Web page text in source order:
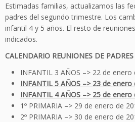
Estimadas familias, actualizamos las
padres del segundo trimestre. Los
infantil 4 y 5 años. El resto de
indicados.
CALENDARIO REUNIONES DE
INFANTIL 3 AÑOS –> 22 de enero
INFANTIL 5 AÑOS –> 23 de enero
INFANTIL 4 AÑOS –> 25 de enero
1º PRIMARIA –> 29 de enero de
2º PRIMARIA –> 30 de enero de